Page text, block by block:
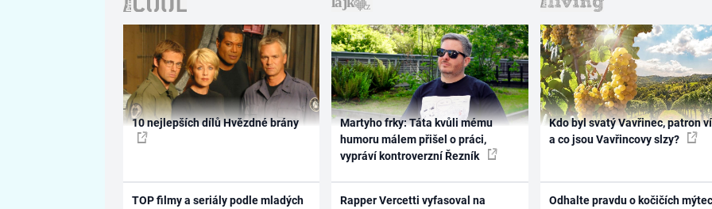
10 nejlepších dílů Hvězdné brány
TOP filmy a seriály podle mladých
Martyho frky: Táta kvůli mému
humoru málem přišel o práci,
vypráví kontroverzní Řezník
Rapper Vercetti vyfasoval na
Kdo byl svatý Vavřinec, patron
a co jsou Vavřincovy slzy?
Odhalte pravdu o kočičích